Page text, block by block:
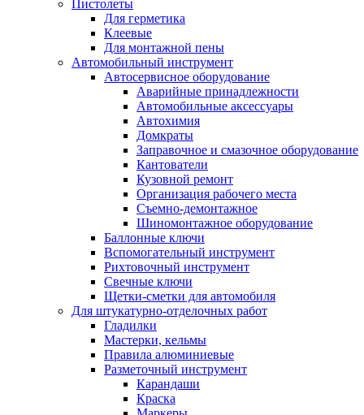
Пистолеты
Для герметика
Клеевые
Для монтажной пены
Автомобильный инструмент
Автосервисное оборудование
Аварийные принадлежности
Автомобильные аксессуары
Автохимия
Домкраты
Заправочное и смазочное оборудование
Кантователи
Кузовной ремонт
Организация рабочего места
Съемно-демонтажное
Шиномонтажное оборудование
Баллонные ключи
Вспомогательный инструмент
Рихтовочный инструмент
Свечные ключи
Щетки-сметки для автомобиля
Для штукатурно-отделочных работ
Гладилки
Мастерки, кельмы
Правила алюминиевые
Разметочный инструмент
Карандаши
Краска